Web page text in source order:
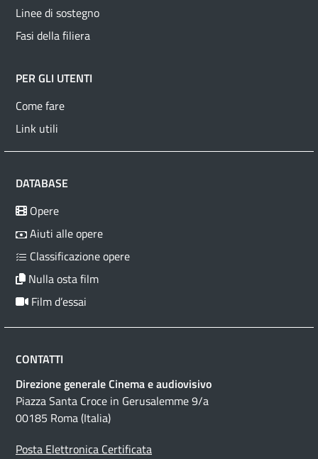
Linee di sostegno
Fasi della filiera
PER GLI UTENTI
Come fare
Link utili
DATABASE
Opere
Aiuti alle opere
Classificazione opere
Nulla osta film
Film d’essai
CONTATTI
Direzione generale Cinema e audiovisivo
Piazza Santa Croce in Gerusalemme 9/a
00185 Roma (Italia)
Posta Elettronica Certificata